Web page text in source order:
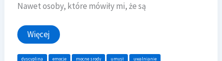
Nawet osoby, które mówiły mi, że są
Emocjonalne
przywiązanie
Więcej
dyscyplina emocje mocne srody umysł uwalnianie